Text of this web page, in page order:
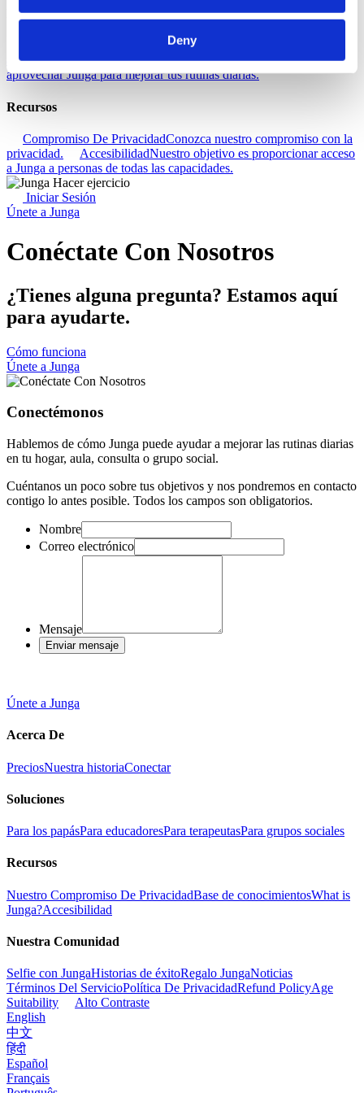
Deny
Descubra
Descubre cómo sacar el máximo partido
a tu experiencia Junga.
ConectarHablemos sobre cómo puedes
aprovechar Junga para mejorar tus rutinas diarias.
Recursos
Compromiso De PrivacidadConozca nuestro compromiso con la
privacidad.
AccesibilidadNuestro objetivo es proporcionar acceso
a Junga a personas de todas las capacidades.
Iniciar Sesión
Únete a Junga
Conéctate Con Nosotros
¿Tienes alguna pregunta? Estamos aquí
para ayudarte.
Cómo funciona
Únete a Junga
Conectémonos
Hablemos de cómo Junga puede ayudar a mejorar las rutinas diarias
en tu hogar, aula, consulta o grupo social.
Cuéntanos un poco sobre tus objetivos y nos pondremos en contacto
contigo lo antes posible. Todos los campos son obligatorios.
Nombre
Correo electrónico
Mensaje
Enviar mensaje
Únete a Junga
Acerca De
PreciosNuestra historiaConectar
Soluciones
Para los papásPara educadoresPara terapeutasPara grupos sociales
Recursos
Nuestro Compromiso De PrivacidadBase de conocimientosWhat is
Junga?Accesibilidad
Nuestra Comunidad
Selfie con JungaHistorias de éxitoRegalo JungaNoticias
Términos Del ServicioPolítica De PrivacidadRefund PolicyAge
Suitability
Alto Contraste
English
中文
हिंदी
Español
Français